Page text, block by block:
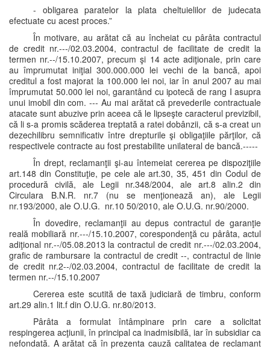
- obligarea paratelor la plata cheltuielilor de judecata
efectuate cu acest proces.”
În motivare, au arătat că au încheiat cu pârâta contractul
de credit nr.---/02.03.2004, contractul de facilitate de credit la
termen nr.--/15.10.2007, precum şi 14 acte adiţionale, prin care
au împrumutat iniţial 300.000.000 lei vechi de la bancă, apoi
creditul a fost majorat la 100.000 lei noi, iar în anul 2007 au mai
împrumutat 50.000 lei noi, garantând cu ipotecă de rang I asupra
unui imobil din com. --- Au mai arătat că prevederile contractuale
atacate sunt abuzive prin aceea că le lipseşte caracterul previzibil,
că li s-a promis scăderea treptată a ratei dobânzii, că s-a creat un
dezechilibru semnificativ între drepturile şi obligaţiile părţilor, că
respectivele contracte au fost prestabilite unilateral de bancă.-----
În drept, reclamanţii şi-au întemeiat cererea pe dispoziţiile
art.148 din Constituţie, pe cele ale art.30, 35, 451 din Codul de
procedură civilă, ale Legii nr.348/2004, ale art.8 alin.2 din
Circulara B.N.R. nr.7 (nu se menţionează an), ale Legii
nr.193/2000, ale O.U.G. nr.10 50/2010, ale O.U.G. nr.90/2000.
În dovedire, reclamanţii au depus contractul de garanţie
reală mobiliară nr.---/15.10.2007, corespondenţă cu pârâta, actul
adiţional nr.--/05.08.2013 la contractul de credit nr.---/02.03.2004,
grafic de rambursare la contractul de credit --, contractul de linie
de credit nr.2--/02.03.2004, contractul de facilitate de credit la
termen nr.--/15.10.2007
Cererea este scutită de taxă judiciară de timbru, conform
art.29 alin.1 lit.f din O.U.G. nr.80/2013.
Pârâta a formulat întâmpinare prin care a solicitat
respingerea acţiunii, în principal ca inadmisibilă, iar în subsidiar ca
nefondată. A arătat că în prezenta cauză calitatea de reclamant